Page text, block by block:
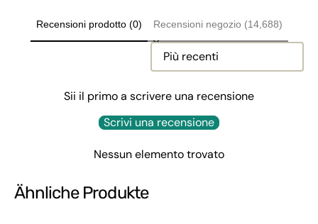
Recensioni prodotto (0) Recensioni negozio (14,688)
Sort reviews by
Sii il primo a scrivere una recensione
Scrivi una recensione
Nessun elemento trovato
Ähnliche Produkte